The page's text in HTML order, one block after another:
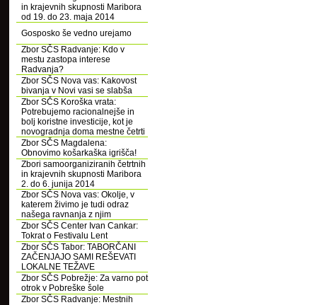
in krajevnih skupnosti Maribora
od 19. do 23. maja 2014
Gosposko še vedno urejamo
Zbor SČS Radvanje: Kdo v
mestu zastopa interese
Radvanja?
Zbor SČS Nova vas: Kakovost
bivanja v Novi vasi se slabša
Zbor SČS Koroška vrata:
Potrebujemo racionalnejše in
bolj koristne investicije, kot je
novogradnja doma mestne četrti
Zbor SČS Magdalena:
Obnovimo košarkaška igrišča!
Zbori samoorganiziranih četrtnih
in krajevnih skupnosti Maribora
2. do 6. junija 2014
Zbor SČS Nova vas: Okolje, v
katerem živimo je tudi odraz
našega ravnanja z njim
Zbor SČS Center Ivan Cankar:
Tokrat o Festivalu Lent
Zbor SČS Tabor: TABORČANI
ZAČENJAJO SAMI REŠEVATI
LOKALNE TEŽAVE
Zbor SČS Pobrežje: Za varno pot
otrok v Pobreške šole
Zbor SČS Radvanje: Mestnih